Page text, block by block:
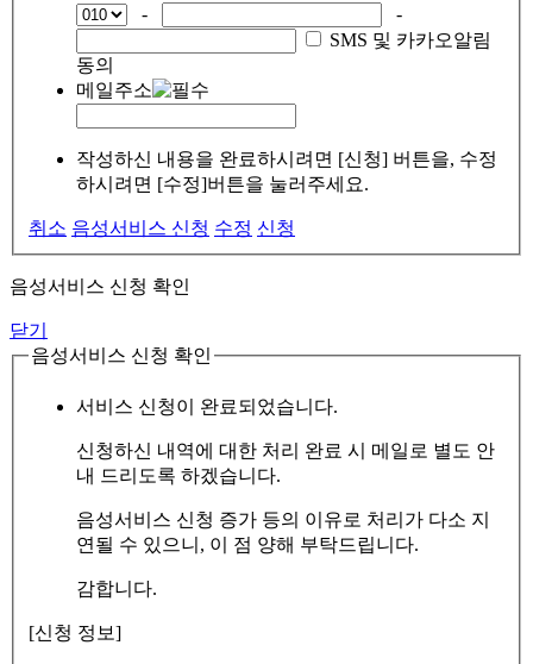
-
-
SMS 및 카카오알림
동의
메일주소
작성하신 내용을 완료하시려면 [신청] 버튼을, 수정
하시려면 [수정]버튼을 눌러주세요.
취소 음성서비스 신청 수정 신청
음성서비스 신청 확인
닫기
음성서비스 신청 확인
서비스 신청이 완료되었습니다.
신청하신 내역에 대한 처리 완료 시 메일로 별도 안
내 드리도록 하겠습니다.
음성서비스 신청 증가 등의 이유로 처리가 다소 지
연될 수 있으니, 이 점 양해 부탁드립니다.
감합니다.
[신청 정보]